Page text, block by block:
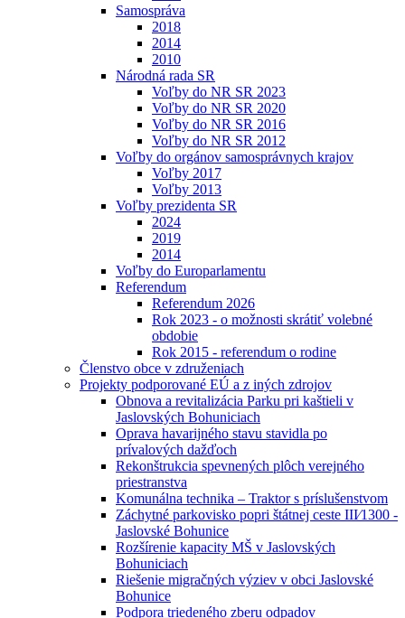
Samospráva
2018
2014
2010
Národná rada SR
Voľby do NR SR 2023
Voľby do NR SR 2020
Voľby do NR SR 2016
Voľby do NR SR 2012
Voľby do orgánov samosprávnych krajov
Voľby 2017
Voľby 2013
Voľby prezidenta SR
2024
2019
2014
Voľby do Europarlamentu
Referendum
Referendum 2026
Rok 2023 - o možnosti skrátiť volebné
obdobie
Rok 2015 - referendum o rodine
Členstvo obce v združeniach
Projekty podporované EÚ a z iných zdrojov
Obnova a revitalizácia Parku pri kaštieli v
Jaslovských Bohuniciach
Oprava havarijného stavu stavidla po
prívalových dažďoch
Rekonštrukcia spevnených plôch verejného
priestranstva
Komunálna technika – Traktor s príslušenstvom
Záchytné parkovisko popri štátnej ceste III⁄1300 -
Jaslovské Bohunice
Rozšírenie kapacity MŠ v Jaslovských
Bohuniciach
Riešenie migračných výziev v obci Jaslovské
Bohunice
Podpora triedeného zberu odpadov